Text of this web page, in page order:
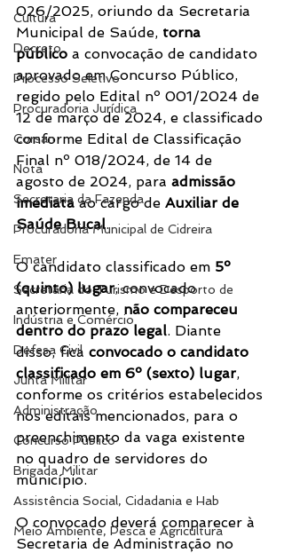
Cultura
Decreto
Processo Seletivo
Procuradoria Jurídica
Corsan
Nota
Secretaria da Fazenda
Procuradoria Municipal de Cidreira
Emater
Secretaria do Turismo e Desporto de
Indústria e Comércio
Defesa Civil
Junta Militar
Administração
Concurso Público
Brigada Militar
Assistência Social, Cidadania e Hab
Meio Ambiente, Pesca e Agricultura
026/2025, oriundo da Secretaria
Municipal de Saúde, torna
público a convocação de candidato
aprovado em Concurso Público,
regido pelo Edital nº 001/2024 de
12 de março de 2024, e classificado
conforme Edital de Classificação
Final nº 018/2024, de 14 de
agosto de 2024, para admissão
imediata ao cargo de Auxiliar de
Saúde Bucal.
O candidato classificado em 5º
(quinto) lugar, convocado
anteriormente, não compareceu
dentro do prazo legal. Diante
disso, fica convocado o candidato
classificado em 6º (sexto) lugar,
conforme os critérios estabelecidos
nos editais mencionados, para o
preenchimento da vaga existente
no quadro de servidores do
município.
O convocado deverá comparecer à
Secretaria de Administração no